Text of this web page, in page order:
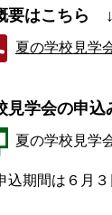
要はこちら ↓
夏の学校見学
見学会の申込
夏の学校見
込期間は６月３